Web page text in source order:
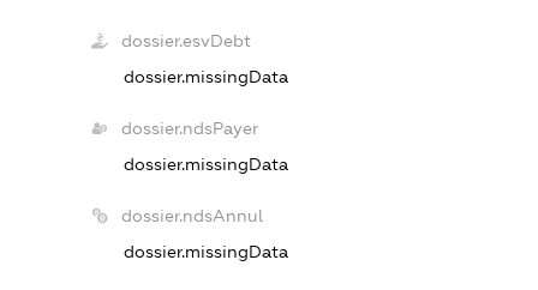
dossier.esvDebt
dossier.missingData
dossier.ndsPayer
dossier.missingData
dossier.ndsAnnul
dossier.missingData